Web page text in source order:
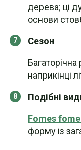
дерева; ці
основи
Сезон
наприкінці
Подібні
Fomes
форму із